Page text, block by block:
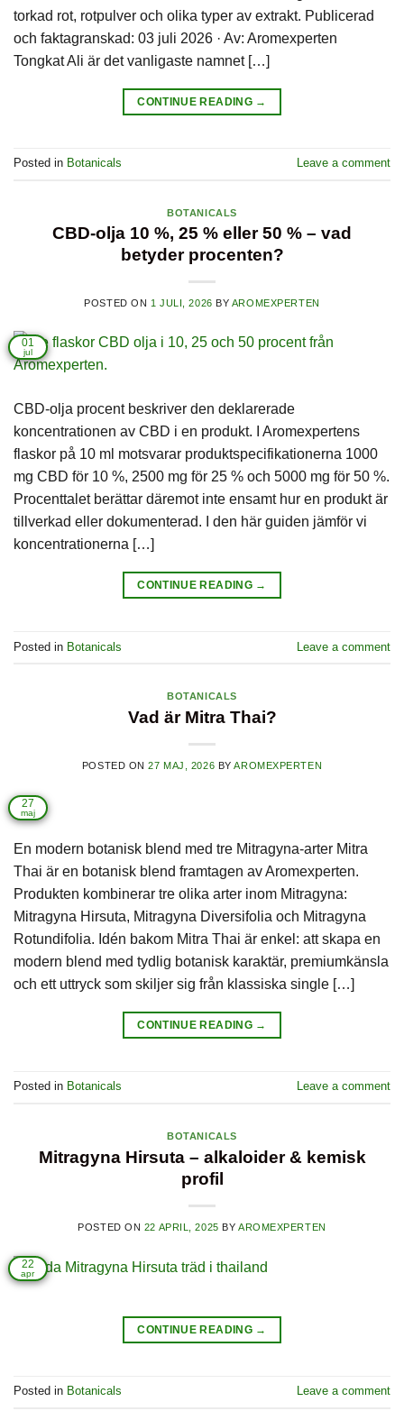
torkad rot, rotpulver och olika typer av extrakt. Publicerad
och faktagranskad: 03 juli 2026 · Av: Aromexperten
Tongkat Ali är det vanligaste namnet […]
CONTINUE READING →
Posted in Botanicals Leave a comment
BOTANICALS
CBD-olja 10 %, 25 % eller 50 % – vad
betyder procenten?
POSTED ON 1 JULI, 2026 BY AROMEXPERTEN
01
jul
CBD-olja procent beskriver den deklarerade
koncentrationen av CBD i en produkt. I Aromexpertens
flaskor på 10 ml motsvarar produktspecifikationerna 1000
mg CBD för 10 %, 2500 mg för 25 % och 5000 mg för 50 %.
Procenttalet berättar däremot inte ensamt hur en produkt är
tillverkad eller dokumenterad. I den här guiden jämför vi
koncentrationerna […]
CONTINUE READING →
Posted in Botanicals Leave a comment
BOTANICALS
Vad är Mitra Thai?
POSTED ON27 MAJ, 2026 BYAROMEXPERTEN
27
maj
En modern botanisk blend med tre Mitragyna-arter Mitra
Thai är en botanisk blend framtagen av Aromexperten.
Produkten kombinerar tre olika arter inom Mitragyna:
Mitragyna Hirsuta, Mitragyna Diversifolia och Mitragyna
Rotundifolia. Idén bakom Mitra Thai är enkel: att skapa en
modern blend med tydlig botanisk karaktär, premiumkänsla
och ett uttryck som skiljer sig från klassiska single […]
CONTINUE READING →
Posted in Botanicals Leave a comment
BOTANICALS
Mitragyna Hirsuta – alkaloider & kemisk
profil
POSTED ON 22 APRIL, 2025 BY AROMEXPERTEN
22
apr
CONTINUE READING →
Posted in Botanicals Leave a comment